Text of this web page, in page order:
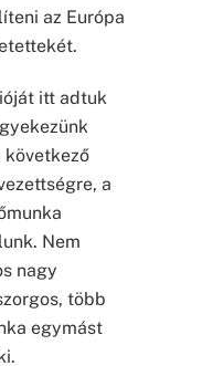
az Európa
itt adtuk
a
Nem
nagy
több
egymást